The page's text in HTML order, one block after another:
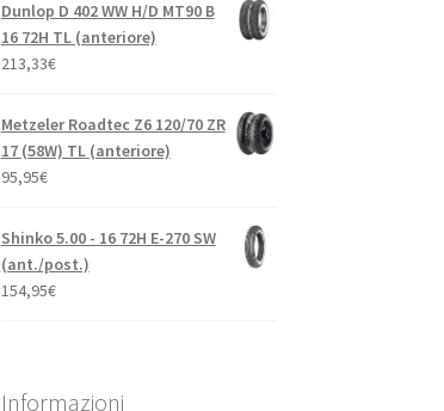
Dunlop D 402 WW H/D MT90 B
16 72H TL (anteriore)
213,33€
Metzeler Roadtec Z6 120/70 ZR
17 (58W) TL (anteriore)
95,95€
Shinko 5.00 - 16 72H E-270 SW
(ant./post.)
154,95€
Informazioni